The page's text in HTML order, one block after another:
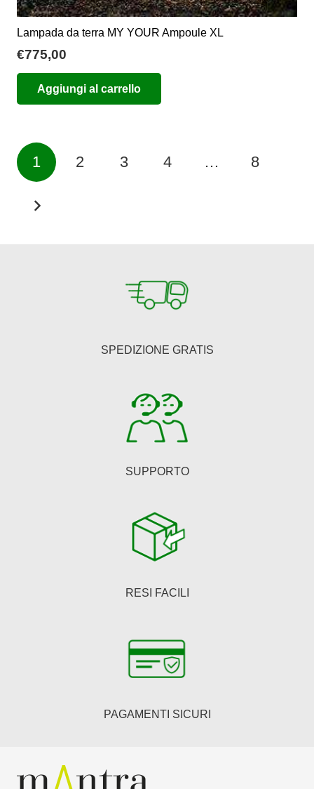
Lampada da terra MY YOUR Ampoule XL
€775,00
Aggiungi al carrello
Paginazione
degli
articoli
1 2 3 4 … 8
SPEDIZIONE GRATIS
SUPPORTO
RESI FACILI
PAGAMENTI SICURI